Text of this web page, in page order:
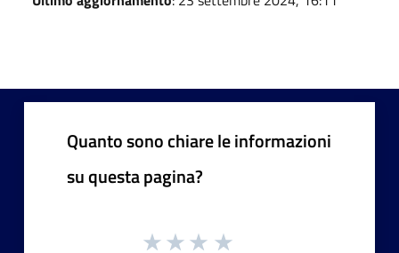
Quanto sono chiare le informazioni
su questa pagina?